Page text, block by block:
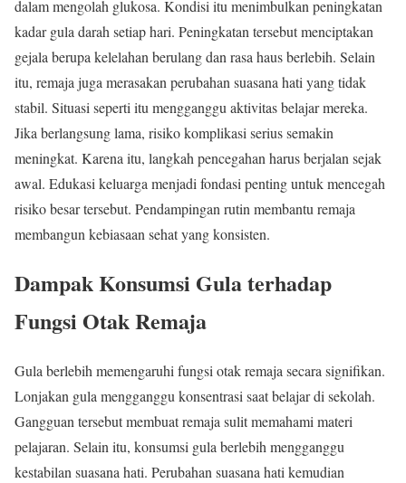
dalam mengolah glukosa. Kondisi itu menimbulkan peningkatan
kadar gula darah setiap hari. Peningkatan tersebut menciptakan
gejala berupa kelelahan berulang dan rasa haus berlebih. Selain
itu, remaja juga merasakan perubahan suasana hati yang tidak
stabil. Situasi seperti itu mengganggu aktivitas belajar mereka.
Jika berlangsung lama, risiko komplikasi serius semakin
meningkat. Karena itu, langkah pencegahan harus berjalan sejak
awal. Edukasi keluarga menjadi fondasi penting untuk mencegah
risiko besar tersebut. Pendampingan rutin membantu remaja
membangun kebiasaan sehat yang konsisten.
Dampak Konsumsi Gula terhadap
Fungsi Otak Remaja
Gula berlebih memengaruhi fungsi otak remaja secara signifikan.
Lonjakan gula mengganggu konsentrasi saat belajar di sekolah.
Gangguan tersebut membuat remaja sulit memahami materi
pelajaran. Selain itu, konsumsi gula berlebih mengganggu
kestabilan suasana hati. Perubahan suasana hati kemudian